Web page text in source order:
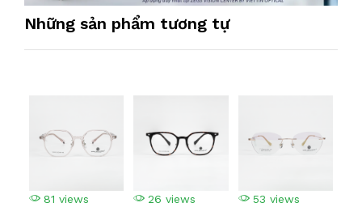
Những sản phẩm tương tự
81 views
26 views
53 views